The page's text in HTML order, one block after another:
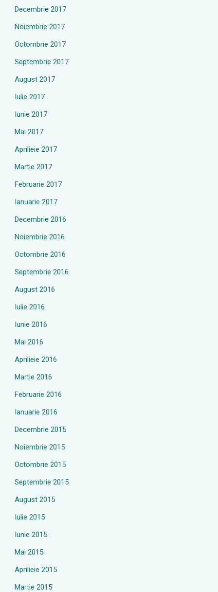
Decembrie 2017
Noiembrie 2017
Octombrie 2017
Septembrie 2017
August 2017
Iulie 2017
Iunie 2017
Mai 2017
Aprilieie 2017
Martie 2017
Februarie 2017
Ianuarie 2017
Decembrie 2016
Noiembrie 2016
Octombrie 2016
Septembrie 2016
August 2016
Iulie 2016
Iunie 2016
Mai 2016
Aprilieie 2016
Martie 2016
Februarie 2016
Ianuarie 2016
Decembrie 2015
Noiembrie 2015
Octombrie 2015
Septembrie 2015
August 2015
Iulie 2015
Iunie 2015
Mai 2015
Aprilieie 2015
Martie 2015